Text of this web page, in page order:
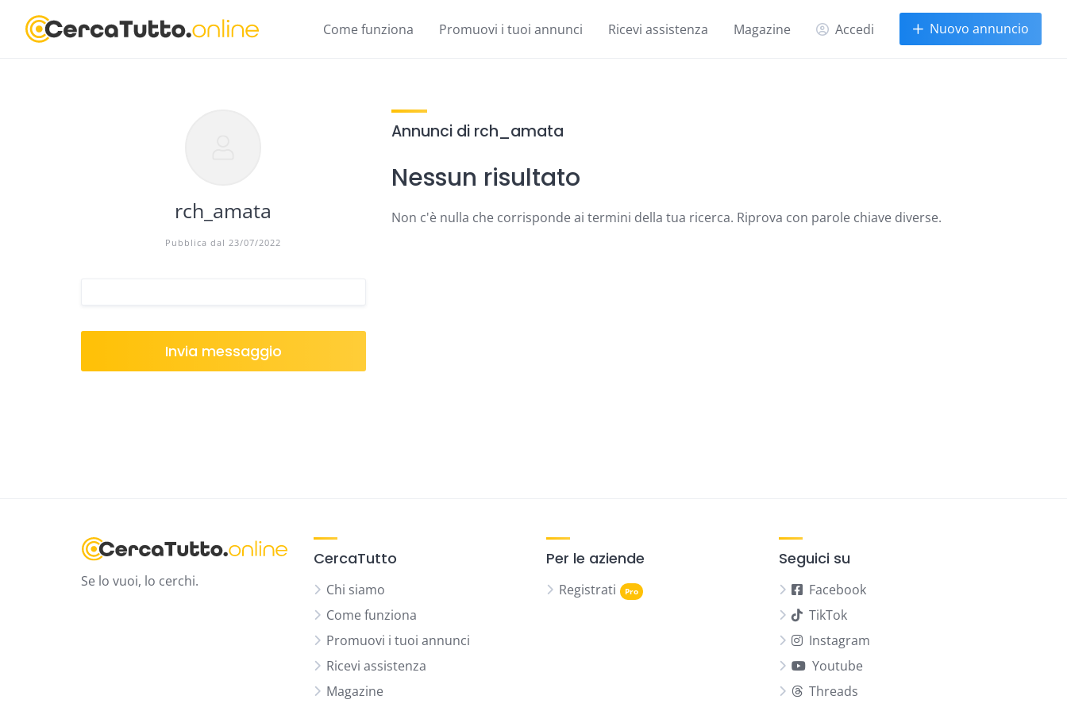
content
Come funziona Promuovi i tuoi annunci Ricevi assistenza Magazine Accedi Nuovo annuncio
rch_amata
Pubblica dal 23/07/2022
Invia messaggio
Annunci di rch_amata
Nessun risultato
Non c'è nulla che corrisponde ai termini della tua ricerca. Riprova con parole chiave diverse.
Se lo vuoi, lo cerchi.
CercaTutto
Chi siamo
Come funziona
Promuovi i tuoi annunci
Ricevi assistenza
Magazine
Per le aziende
Registrati
Seguici su
Facebook
TikTok
Instagram
Youtube
Threads